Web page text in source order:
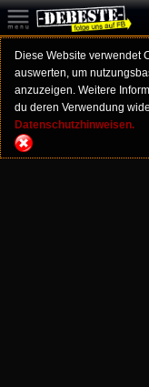
Diese Website verwendet
auswerten, um
anzuzeigen. Weitere
du deren Verwendung
Datenschutzhinweisen.